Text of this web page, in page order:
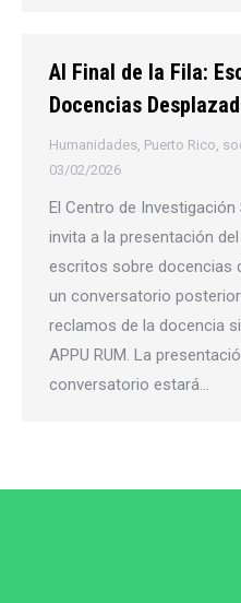
Al Final de la Fila:
Docencias
Humanidades, Puerto Rico,
03/02/2026
El Centro de
invita a la presentación
escritos sobre docencias
un conversatorio
reclamos de la docencia
APPU RUM. La
conversatorio estará…